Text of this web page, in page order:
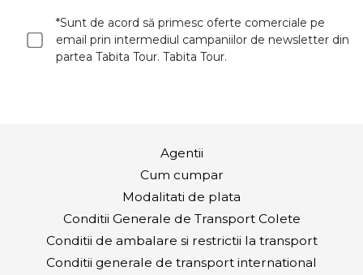
*Sunt de acord să primesc oferte comerciale pe
email prin intermediul campaniilor de newsletter din
partea Tabita Tour. Tabita Tour.
Agentii
Cum cumpar
Modalitati de plata
Conditii Generale de Transport Colete
Conditii de ambalare si restrictii la transport
Conditii generale de transport international